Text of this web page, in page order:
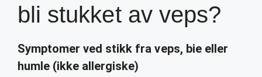
bli stukket av veps?
Symptomer ved stikk fraveps, bie eller
humle (ikke allergiske)